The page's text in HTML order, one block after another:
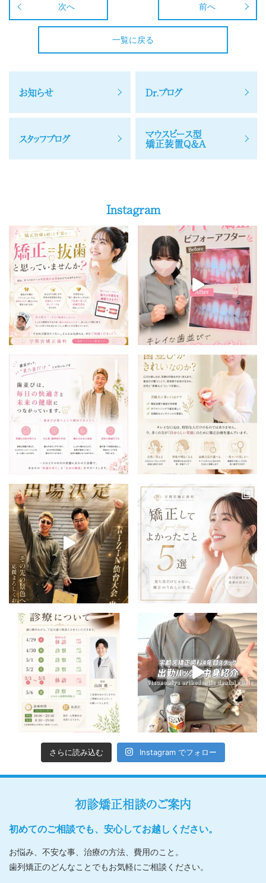
次へ 前へ
一覧に戻る
お知らせ Dr.ブログ
スタッフブログ マウスピース型
矯正装置Q＆A
Instagram
さらに読み込む Instagram でフォロー
初診矯正相談のご案内
初めてのご相談でも、安心してお越しください。
お悩み、不安な事、治療の方法、費用のこと。
歯列矯正のどんなことでもお気軽にご相談ください。